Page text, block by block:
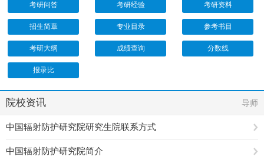
考研问答 考研经验 考研资料
招生简章 专业目录 参考书目
考研大纲 成绩查询 分数线
报录比
院校资讯 导师
中国辐射防护研究院研究生院联系方式
中国辐射防护研究院简介